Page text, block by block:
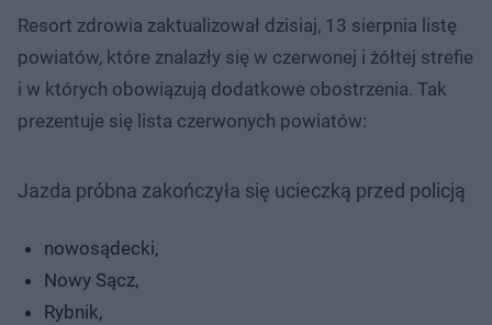
Resort zdrowia zaktualizował dzisiaj, 13 sierpnia listę
powiatów, które znalazły się w czerwonej i żółtej strefie
i w których obowiązują dodatkowe obostrzenia. Tak
prezentuje się lista czerwonych powiatów:
Jazda próbna zakończyła się ucieczką przed policją
nowosądecki,
Nowy Sącz,
Rybnik,